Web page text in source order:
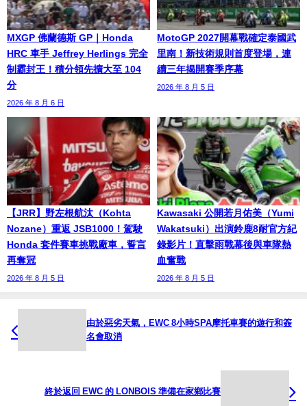
MXGP 佛蘭德斯 GP｜Honda
HRC 車手 Jeffrey Herlings 完全
制霸封王！積分領先擴大至 104
分
2026 年 8 月 6 日
MotoGP 2027開幕戰確定泰國武
里南！新技術規則首度登場，連
續三年揭開賽季序幕
2026 年 8 月 5 日
【JRR】野左根航汰（Kohta
Nozane）重返 JSB1000！駕駛
Honda 套件賽車挑戰廠車，誓言
再奪冠
2026 年 8 月 5 日
Kawasaki 公開若月佑美（Yumi
Wakatsuki）出演鈴鹿8耐官方紀
錄影片！直擊雨戰幕後與車隊熱
血奮戰
2026 年 8 月 5 日
由於惡劣天氣，EWC 8小時SPA摩托車賽的遊行和簽
名會取消
終於返回 EWC 的 LONBOIS 準備在家鄉比賽